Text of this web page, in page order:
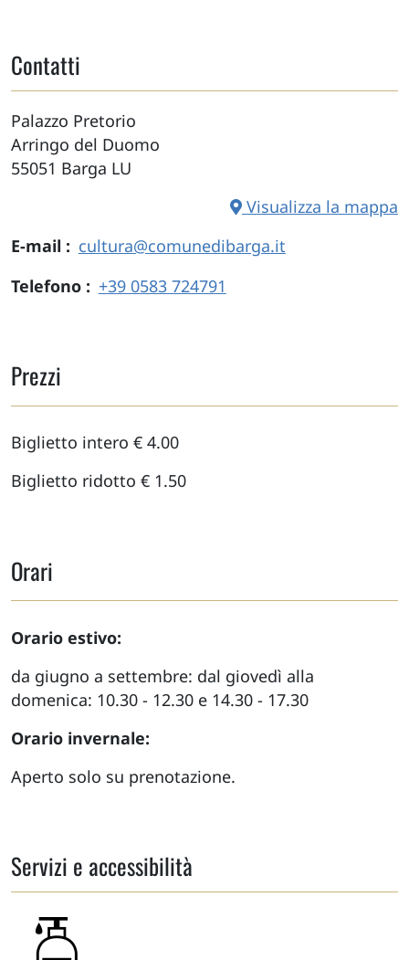
Contatti
Palazzo Pretorio
Arringo del Duomo
55051 Barga LU
Visualizza la mappa
E-mail
cultura@comunedibarga.it
Telefono
+39 0583 724791
Prezzi
Biglietto intero € 4.00
Biglietto ridotto € 1.50
Orari
Orario estivo:
da giugno a settembre: dal giovedì alla
domenica: 10.30 - 12.30 e 14.30 - 17.30
Orario invernale:
Aperto solo su prenotazione.
Servizi e accessibilità